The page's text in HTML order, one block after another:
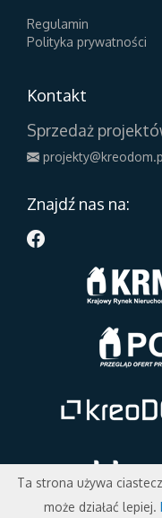
Regulamin
Polityka prywatności
Kontakt
Sprzedaż
Znajdź nas na:
Ta strona używa
może działać lepiej.